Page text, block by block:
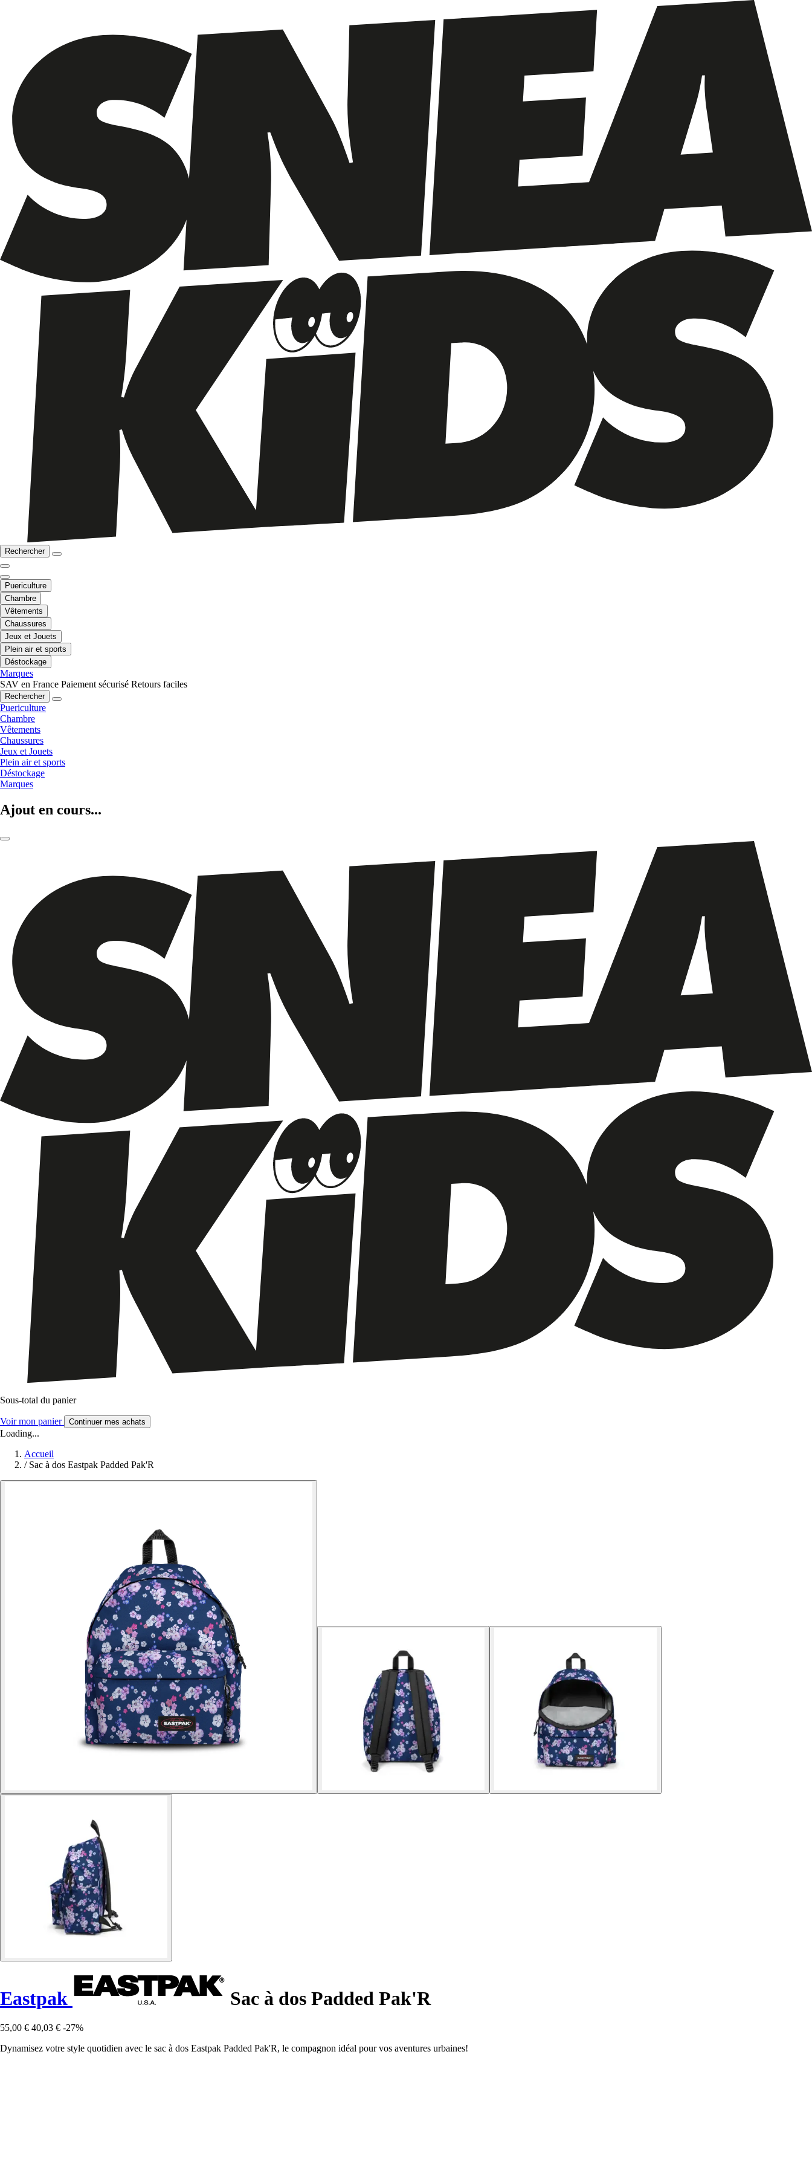
Rechercher
Puericulture
Chambre
Vêtements
Chaussures
Jeux et Jouets
Plein air et sports
Déstockage
Marques
SAV en France Paiement sécurisé Retours faciles
Rechercher
Puericulture
Chambre
Vêtements
Chaussures
Jeux et Jouets
Plein air et sports
Déstockage
Marques
Ajout en cours...
Sous-total du panier
Voir mon panier Continuer mes achats
Loading...
Accueil
/ Sac à dos Eastpak Padded Pak'R
Eastpak Sac à dos Padded Pak'R
55,00 € 40,03 € -27%
Dynamisez votre style quotidien avec le sac à dos Eastpak Padded Pak'R, le compagnon idéal pour vos aventures urbaines!